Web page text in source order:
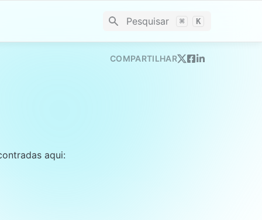
Pesquisar ⌘ K
aqui:
COMPARTILHAR